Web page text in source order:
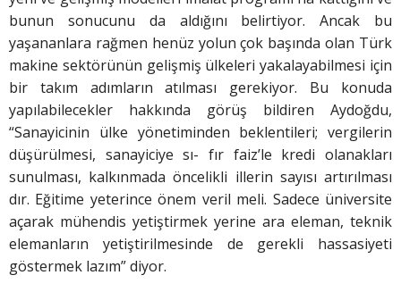
bunun sonucunu da aldığını belirtiyor. Ancak bu
yaşananlara rağmen henüz yolun çok başında olan Türk
makine sektörünün gelişmiş ülkeleri yakalayabilmesi için
bir takım adımların atılması gerekiyor. Bu konuda
yapılabilecekler hakkında görüş bildiren Aydoğdu,
“Sanayicinin ülke yönetiminden beklentileri; vergilerin
düşürülmesi, sanayiciye sı- fır faiz’le kredi olanakları
sunulması, kalkınmada öncelikli illerin sayısı artırılması
dır. Eğitime yeterince önem veril meli. Sadece üniversite
açarak mühendis yetiştirmek yerine ara eleman, teknik
elemanların yetiştirilmesinde de gerekli hassasiyeti
göstermek lazım” diyor.